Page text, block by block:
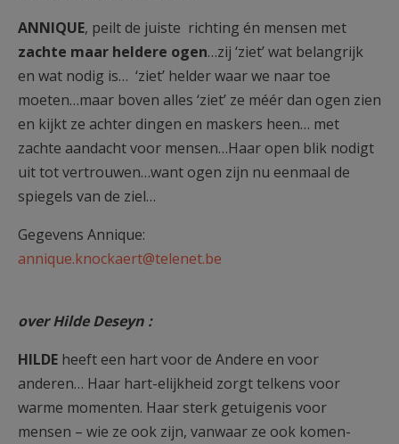
ANNIQUE, peilt de juiste richting én mensen met
zachte maar heldere ogen…zij ‘ziet’ wat belangrijk
en wat nodig is… ‘ziet’ helder waar we naar toe
moeten…maar boven alles ‘ziet’ ze méér dan ogen zien
en kijkt ze achter dingen en maskers heen… met
zachte aandacht voor mensen…Haar open blik nodigt
uit tot vertrouwen…want ogen zijn nu eenmaal de
spiegels van de ziel…
Gegevens Annique:
annique.knockaert@telenet.be
over Hilde Deseyn :
HILDE heeft een hart voor de Andere en voor
anderen… Haar hart-elijkheid zorgt telkens voor
warme momenten. Haar sterk getuigenis voor
mensen – wie ze ook zijn, vanwaar ze ook komen-